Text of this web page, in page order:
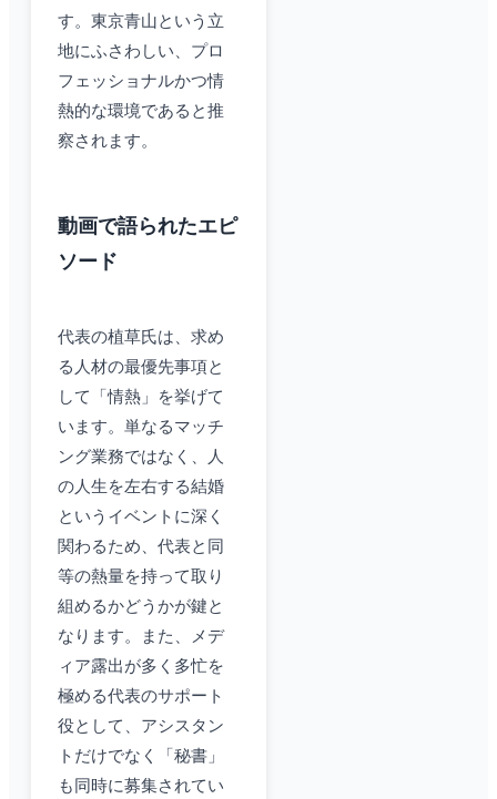
す。東京青山という立
地にふさわしい、プロ
フェッショナルかつ情
熱的な環境であると推
察されます。
動画で語られたエピ
ソード
代表の植草氏は、求め
る人材の最優先事項と
して「情熱」を挙げて
います。単なるマッチ
ング業務ではなく、人
の人生を左右する結婚
というイベントに深く
関わるため、代表と同
等の熱量を持って取り
組めるかどうかが鍵と
なります。また、メデ
ィア露出が多く多忙を
極める代表のサポート
役として、アシスタン
トだけでなく「秘書」
も同時に募集されてい